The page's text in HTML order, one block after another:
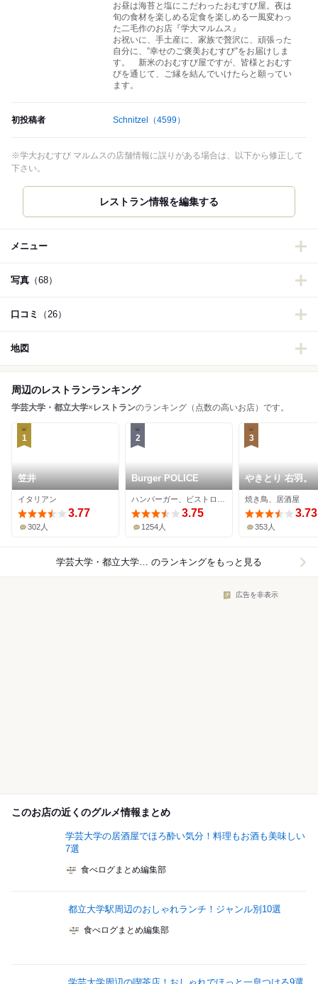
お昼は海苔と塩にこだわったおむすび屋。夜は
旬の食材を楽しめる定食を楽しめる一風変わっ
た二毛作のお店『学大マルムス』
お祝いに、手土産に、家族で贅沢に、頑張った
自分に、”幸せのご褒美おむすび”をお届けしま
す。 新米のおむすび屋ですが、皆様とおむす
びを通じて、ご縁を結んでいけたらと願ってい
ます。
初投稿者 Schnitzel （4599）
※学大おむすび マルムスの店舗情報に誤りがある場合は、以下から修正して
下さい。
レストラン情報を編集する
メニュー
写真 （68）
口コミ （26）
地図
周辺のレストランランキング
学芸大学・都立大学× レストランのランキング（点数の高いお店）です。
1
笠井
イタリアン
3.77
302人
2
Burger POLICE
3.75
1254人
3
やきとり 右羽。
焼き鳥、居酒屋
3.73
353人
学芸大学・都立大学×レストラン のランキングをもっと見る
広告を非表示
このお店の近くのグルメ情報まとめ
学芸大学の居酒屋でほろ酔い気分！料理もお酒も美味しい
7選
食べログまとめ編集部
都立大学駅周辺のおしゃれランチ！ジャンル別10選
食べログまとめ編集部